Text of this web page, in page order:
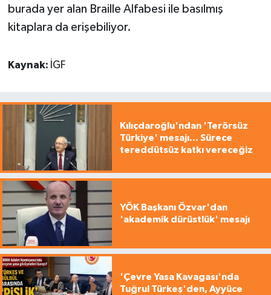
burada yer alan Braille Alfabesi ile basılmış
kitaplara da erişebiliyor.
Kaynak: İGF
Kılıçdaroğlu'ndan 'Terörsüz
Türkiye' mesajı... Sürece
tereddütsüz katkı vereceğiz
YÖK Başkanı Özvar'dan
'akademik dürüstlük' mesajı
'Çevre Yasa Kavagası'nda
Tuğrul Türkeş'den, Ayyüce